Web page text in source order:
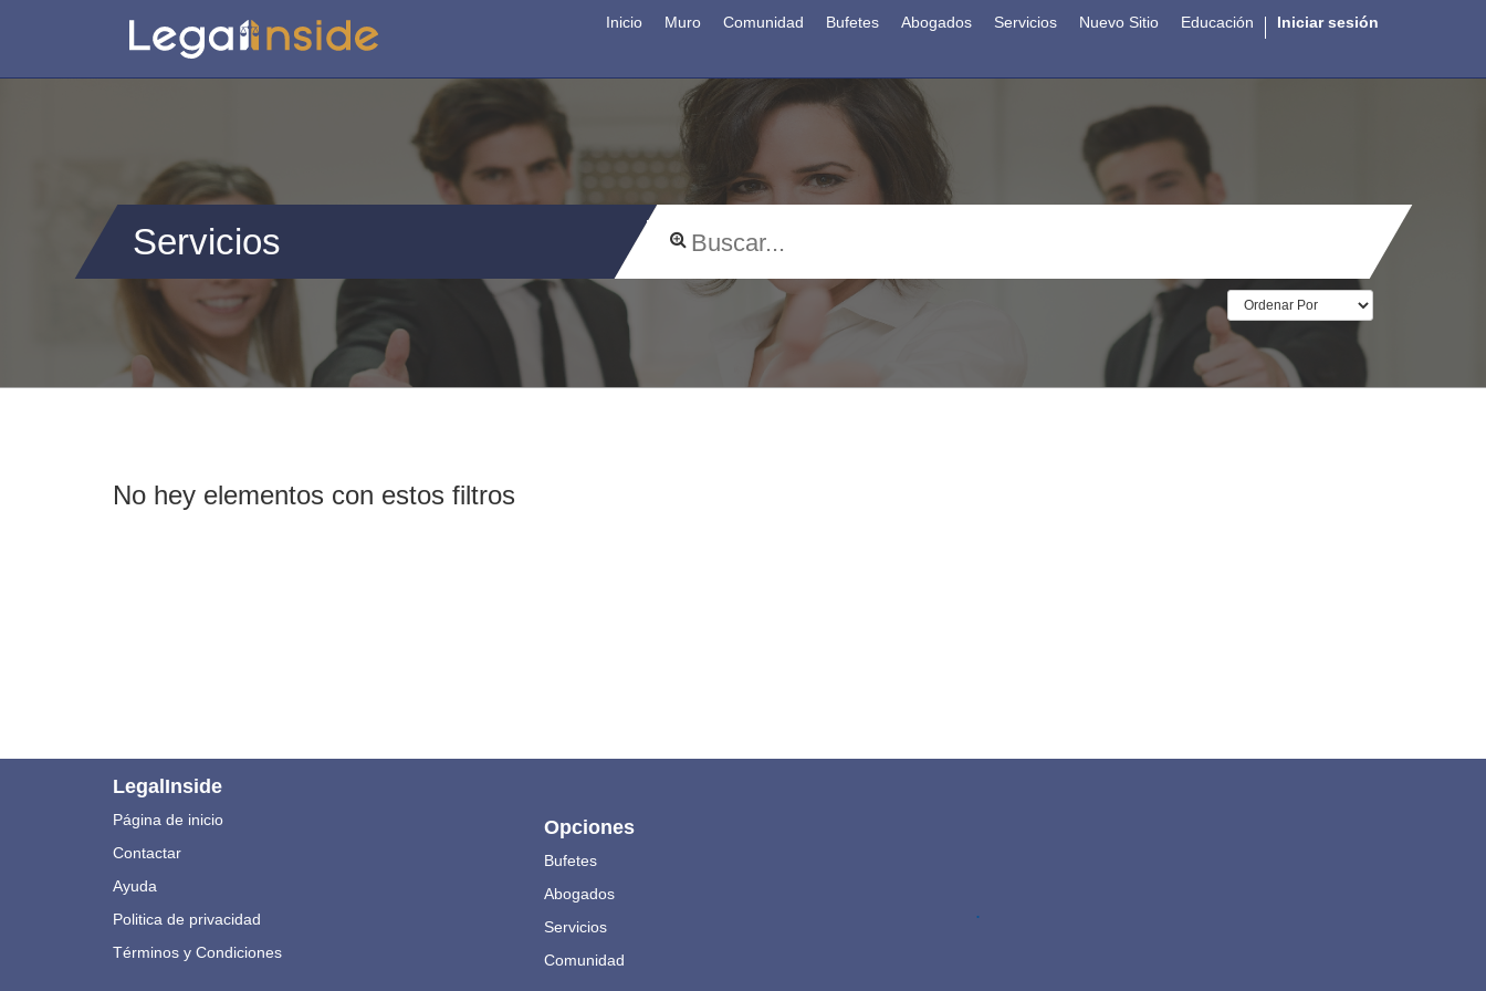
Inicio Muro Comunidad Bufetes Abogados Servicios Nuevo Sitio Educación Iniciar sesión
Servicios
No hey elementos con estos filtros
LegalInside
Página de inicio
Contactar
Ayuda
Politica de privacidad
Términos y Condiciones
Opciones
Bufetes
Abogados
Servicios
Comunidad
.